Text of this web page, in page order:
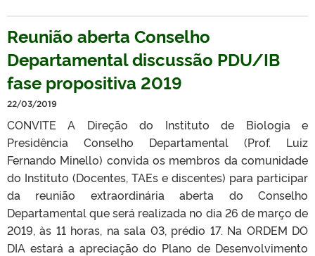
Reunião aberta Conselho
Departamental discussão PDU/IB
fase propositiva 2019
22/03/2019
CONVITE A Direção do Instituto de Biologia e
Presidência Conselho Departamental (Prof. Luiz
Fernando Minello) convida os membros da comunidade
do Instituto (Docentes, TAEs e discentes) para participar
da reunião extraordinária aberta do Conselho
Departamental que será realizada no dia 26 de março de
2019, às 11 horas, na sala 03, prédio 17. Na ORDEM DO
DIA estará a apreciação do Plano de Desenvolvimento